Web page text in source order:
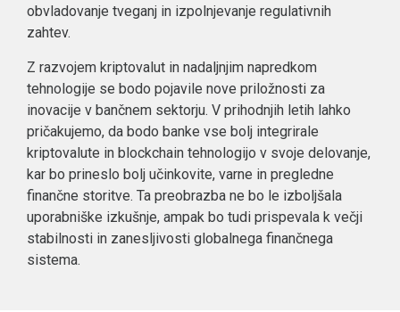
obvladovanje tveganj in izpolnjevanje regulativnih
zahtev.
Z razvojem kriptovalut in nadaljnjim napredkom
tehnologije se bodo pojavile nove priložnosti za
inovacije v bančnem sektorju. V prihodnjih letih lahko
pričakujemo, da bodo banke vse bolj integrirale
kriptovalute in blockchain tehnologijo v svoje delovanje,
kar bo prineslo bolj učinkovite, varne in pregledne
finančne storitve. Ta preobrazba ne bo le izboljšala
uporabniške izkušnje, ampak bo tudi prispevala k večji
stabilnosti in zanesljivosti globalnega finančnega
sistema.